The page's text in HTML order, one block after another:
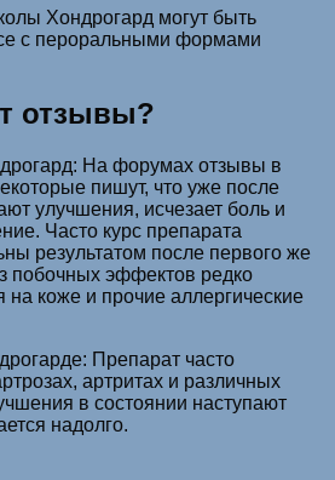
Хондрогард могут быть
с пероральными формами
отзывы?
На форумах отзывы в
пишут, что уже после
улучшения, исчезает боль и
Часто курс препарата
результатом после первого же
побочных эффектов редко
коже и прочие аллергические
Препарат часто
артритах и различных
в состоянии наступают
надолго.